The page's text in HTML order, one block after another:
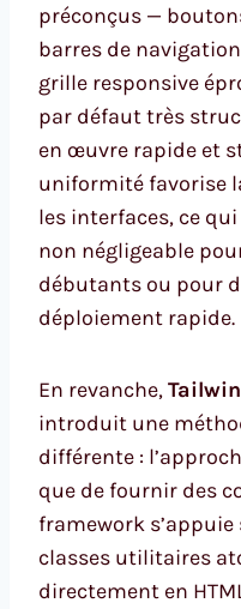
préconçus —
barres de
grille responsive
par défaut très
en œuvre rapide et
uniformité favorise
les interfaces, ce
non négligeable
débutants ou pour
déploiement rapide.
En revanche,
introduit une
différente :
que de fournir des
framework
classes utilitaires
directement en